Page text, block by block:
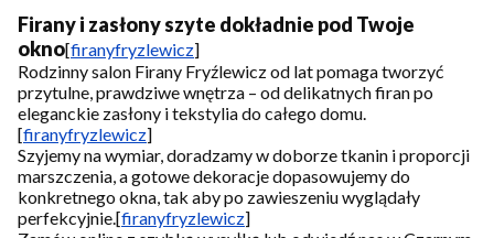
Firany i zasłony szyte dokładnie pod Twoje
okno[firanyfryzlewicz]
Rodzinny salon Firany Fryźlewicz od lat pomaga tworzyć
przytulne, prawdziwe wnętrza – od delikatnych firan po
eleganckie zasłony i tekstylia do całego domu.
[firanyfryzlewicz]
Szyjemy na wymiar, doradzamy w doborze tkanin i proporcji
marszczenia, a gotowe dekoracje dopasowujemy do
konkretnego okna, tak aby po zawieszeniu wyglądały
perfekcyjnie.[firanyfryzlewicz]